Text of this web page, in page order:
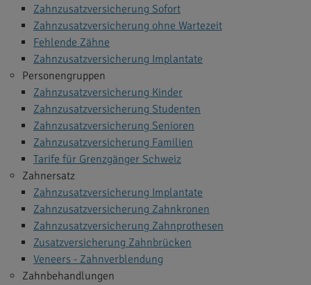
Zahnzusatzversicherung Sofort
Zahnzusatzversicherung ohne Wartezeit
Fehlende Zähne
Zahnzusatzversicherung Implantate
Personengruppen
Zahnzusatzversicherung Kinder
Zahnzusatzversicherung Studenten
Zahnzusatzversicherung Senioren
Zahnzusatzversicherung Familien
Tarife für Grenzgänger Schweiz
Zahnersatz
Zahnzusatzversicherung Implantate
Zahnzusatzversicherung Zahnkronen
Zahnzusatzversicherung Zahnprothesen
Zusatzversicherung Zahnbrücken
Veneers - Zahnverblendung
Zahnbehandlungen